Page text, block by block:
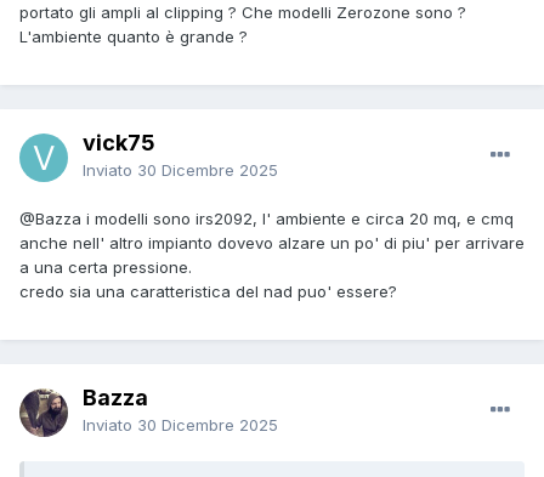
portato gli ampli al clipping ? Che modelli Zerozone sono ?
L'ambiente quanto è grande ?
vick75
Inviato 30 Dicembre 2025
@Bazza i modelli sono irs2092, l' ambiente e circa 20 mq, e cmq
anche nell' altro impianto dovevo alzare un po' di piu' per arrivare
a una certa pressione.
credo sia una caratteristica del nad puo' essere?
Bazza
Inviato 30 Dicembre 2025